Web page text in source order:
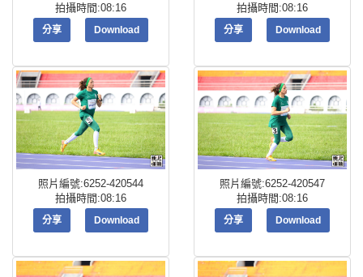
拍攝時間:08:16
分享 Download
拍攝時間:08:16
分享 Download
照片編號:6252-420544
拍攝時間:08:16
分享 Download
照片編號:6252-420547
拍攝時間:08:16
分享 Download